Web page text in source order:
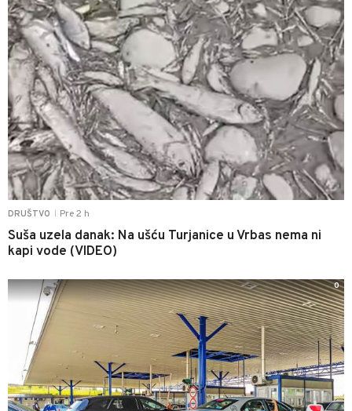
DRUŠTVO Pre 2 h
Suša uzela danak: Na ušću Turjanice u Vrbas nema ni
kapi vode (VIDEO)
0